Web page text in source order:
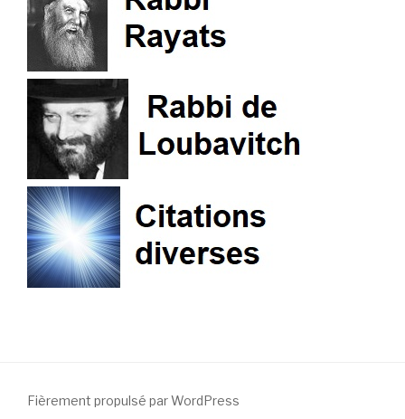
Fièrement propulsé par WordPress